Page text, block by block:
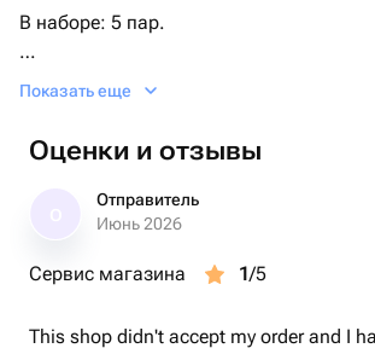
В наборе: 5 пар.
Размер: 36-40.
Показать еще
Оценки и отзывы
Отправитель
Июнь 2026
Сервис магазина 1/5
This shop didn't accept my order and I